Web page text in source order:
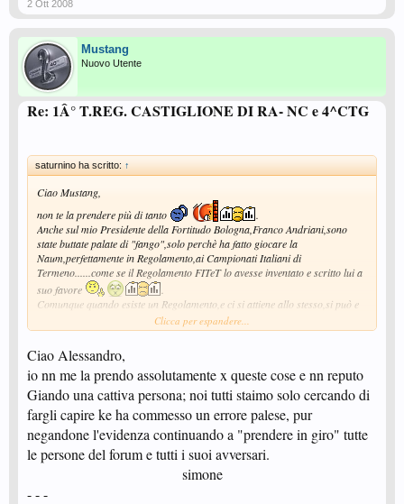
2 Ott 2008
Mustang
Nuovo Utente
Re: 1Â° T.REG. CASTIGLIONE DI RA- NC e 4^CTG
saturnino ha scritto: ↑
Ciao Mustang,
non te la prendere più di tanto
.
Anche sul mio Presidente della Fortitudo Bologna,Franco Andriani,sono
state buttate palate di "fango",solo perchè ha fatto giocare la
Naum,perfettamente in Regolamento,ai Campionati Italiani di
Termeno......come se il Regolamento FITeT lo avesse inventato e scritto lui a
suo favore
Comunque quando esiste un Regolamento,e ci si attiene allo stesso,si può e
si deve sempre,andare a testa alta.
Se a quei Signori, che spalano fango gratuitamente solo per aprire la
bocca,non collegandola con il cervello,non gli andasse bene tale
Regolamento,che facciano di tutto per cambiarlo:ma non si possono
permettere il lusso di schernire gli altri,perchè lo adottano.
.......alessandro.......
- - -
Clicca per espandere...
Ciao Alessandro,
io nn me la prendo assolutamente x queste cose e nn reputo
Giando una cattiva persona; noi tutti staimo solo cercando di
fargli capire ke ha commesso un errore palese, pur
negandone l'evidenza continuando a "prendere in giro" tutte
le persone del forum e tutti i suoi avversari.
simone​
- - -